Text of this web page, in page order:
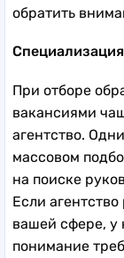
обратить
Специализация
При отборе
вакансиями
агентство.
массовом
на поиске
Если
вашей сфере, у
понимание